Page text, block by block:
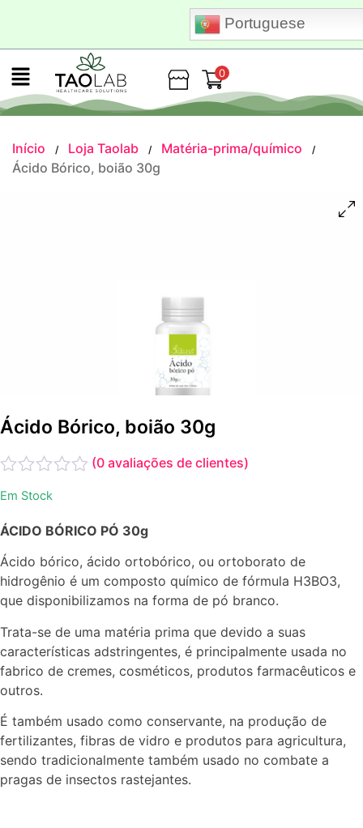
Portuguese
Loja
0
Início / Loja Taolab / Matéria-prima/químico /
Ácido Bórico, boião 30g
Ácido Bórico, boião 30g
0
de
5
(0 avaliações de clientes)
Em Stock
ÁCIDO BÓRICO PÓ 30g
Ácido bórico, ácido ortobórico, ou ortoborato de
hidrogênio é um composto químico de fórmula H3BO3,
que disponibilizamos na forma de pó branco.
Trata-se de uma matéria prima que devido a suas
características adstringentes, é principalmente usada no
fabrico de cremes, cosméticos, produtos farmacêuticos e
outros.
É também usado como conservante, na produção de
fertilizantes, fibras de vidro e produtos para agricultura,
sendo tradicionalmente também usado no combate a
pragas de insectos rastejantes.